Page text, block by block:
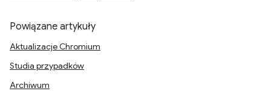
Powiązane artykuły
Aktualizacje Chromium
Studia przypadków
Archiwum